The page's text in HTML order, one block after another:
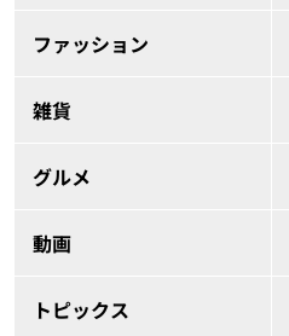
ファッション
雑貨
グルメ
動画
トピックス